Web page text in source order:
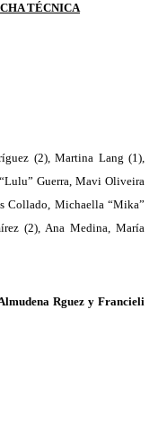
TÉCNICA
(2), Martina Lang (1),
“Lulu” Guerra, Mavi Oliveira
Collado, Michaella “Mika”
(2), Ana Medina, María
Rguez y Francieli